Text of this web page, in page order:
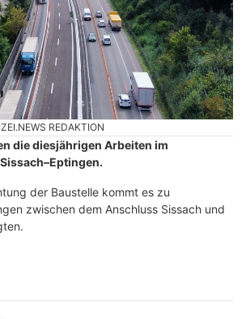
REDAKTION
die diesjährigen Arbeiten im
der Baustelle kommt es zu
zwischen dem Anschluss Sissach und